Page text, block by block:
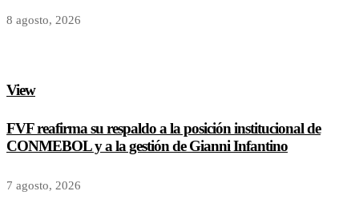
8 agosto, 2026
View
FVF reafirma su respaldo a la posición institucional de
CONMEBOL y a la gestión de Gianni Infantino
7 agosto, 2026